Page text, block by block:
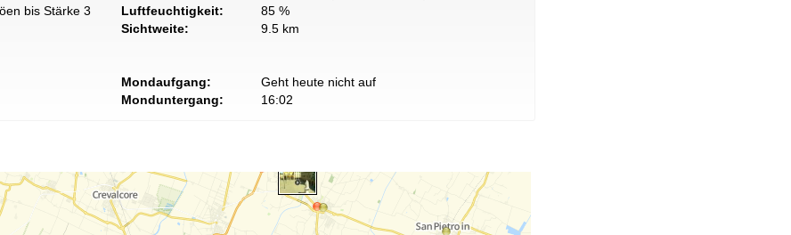
bis Stärke 3
Luftfeuchtigkeit:
85 %
Sichtweite:
9.5 km
Mondaufgang:
Geht heute nicht auf
Monduntergang:
16:02